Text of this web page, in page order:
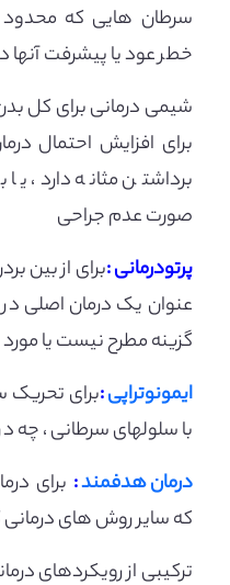
سرطان هایی که
خطر عود یا پیشرفت آنها
شیمی درمانی برای کل
برای افزایش احتمال
برداشتن مثانه دارد،
صورت عدم جراحی
پرتودرمانی :برای از بین
عنوان یک درمان اصلی
گزینه مطرح نیست یا
ایمونوتراپی:برای تحریک
با سلولهای سرطانی ، چه
درمان هدفمند: برای
که سایر روش های
ترکیبی از رویکردهای